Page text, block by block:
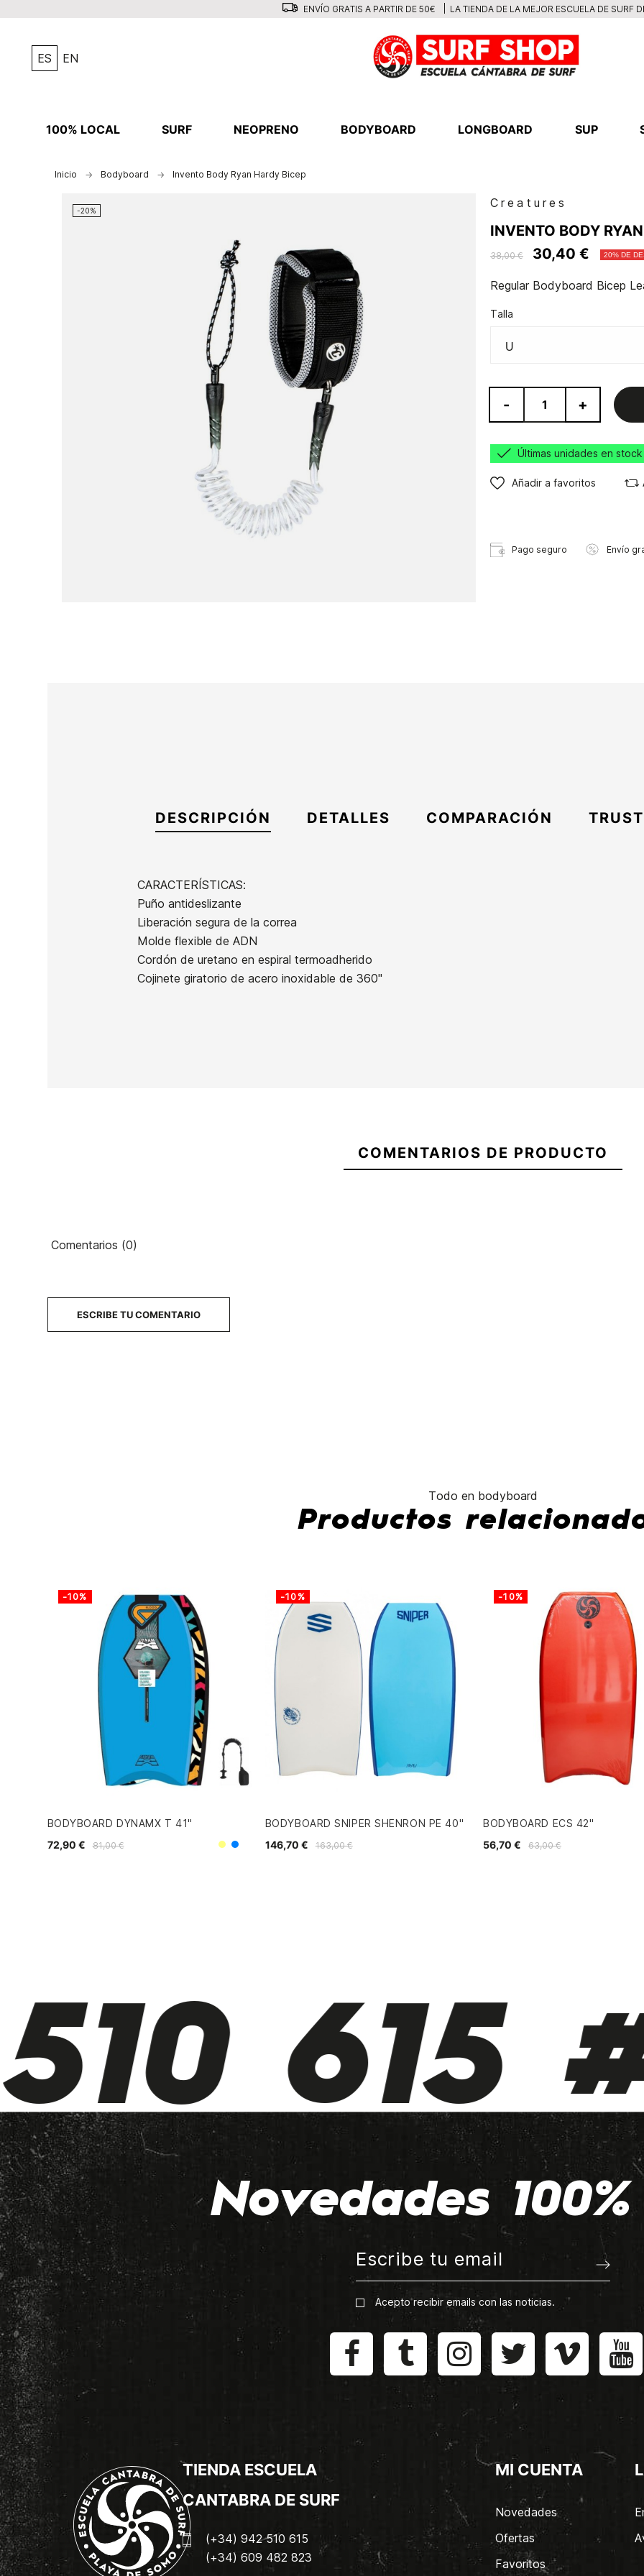
ENVÍO GRATIS A PARTIR DE 50€ LA TIENDA DE LA MEJOR ESCUELA DE SURF
ES EN
100% LOCAL SURF NEOPRENO BODYBOARD LONGBOARD SUP
Inicio Bodyboard Invento Body Ryan Hardy Bicep
-20%
Creatures
INVENTO BODY
38,00 € 30,40 € 20% DE
Regular Bodyboard Bicep
Talla
- +
Últimas unidades en stock
Añadir a favoritos
Pago seguro Envío
DESCRIPCIÓN DETALLES COMPARACIÓN
CARACTERÍSTICAS:
Puño antideslizante
Liberación segura de la correa
Molde flexible de ADN
Cordón de uretano en espiral termoadherido
Cojinete giratorio de acero inoxidable de 360"
Marca
Creatures
ReferenciaCR-IGINX39984
En stock
2 Artículos
40,00 € -15% 34,00 € 40,00 € -15% 34,00 €
COMENTARIOS DE PRODUCTO
Comentarios (0)
ESCRIBE TU COMENTARIO
Todo en bodyboard
Productos
BODYBOARD DYNAMX T 41"
81,00 €
72,90 € Amarillo
Azul
-10%
BODYBOARD SNIPER SHENRON PE 40"
163,00 €
146,70 €
-10%
BODYBOARD ECS 42"
63,00 €
56,70 €
-10%
615
Novedades
Acepto recibir emails con las noticias.
TIENDA ESCUELA
CANTABRA DE SURF
(+34) 942 510 615
(+34) 609 482 823
MI CUENTA
Novedades
Ofertas
Favoritos